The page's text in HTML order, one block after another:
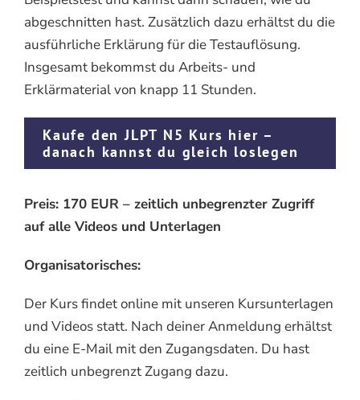
abgeschnitten hast. Zusätzlich dazu erhältst du die
ausführliche Erklärung für die Testauflösung.
Insgesamt bekommst du Arbeits- und
Erklärmaterial von knapp 11 Stunden.
Kaufe den JLPT N5 Kurs hier –
danach kannst du gleich loslegen
Preis: 170 EUR – zeitlich unbegrenzter Zugriff
auf alle Videos und Unterlagen
Organisatorisches:
Der Kurs findet online mit unseren Kursunterlagen
und Videos statt. Nach deiner Anmeldung erhältst
du eine E-Mail mit den Zugangsdaten. Du hast
zeitlich unbegrenzt Zugang dazu.